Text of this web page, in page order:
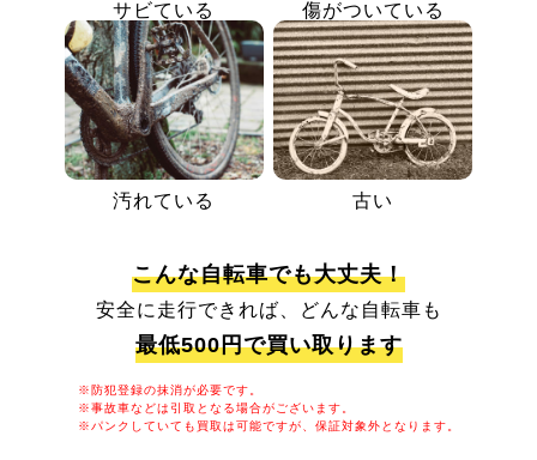
サビている 傷がついている
汚れている 古い
こんな自転車でも大丈夫！
安全に走行できれば、どんな自転車も
最低500円で買い取ります
※防犯登録の抹消が必要です。
※事故車などは引取となる場合がございます。
※パンクしていても買取は可能ですが、保証対象外となります。